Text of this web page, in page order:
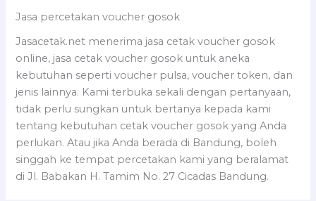
Jasa percetakan voucher gosok
Jasacetak.net menerima jasa cetak voucher gosok
online, jasa cetak voucher gosok untuk aneka
kebutuhan seperti voucher pulsa, voucher token, dan
jenis lainnya. Kami terbuka sekali dengan pertanyaan,
tidak perlu sungkan untuk bertanya kepada kami
tentang kebutuhan cetak voucher gosok yang Anda
perlukan. Atau jika Anda berada di Bandung, boleh
singgah ke tempat percetakan kami yang beralamat
di Jl. Babakan H. Tamim No. 27 Cicadas Bandung.